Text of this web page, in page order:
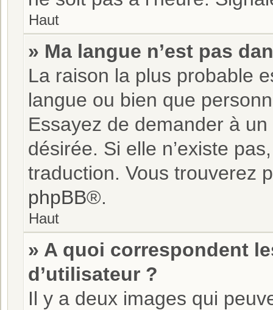
Haut
» Ma langue n’est pas
La raison la plus probable
langue ou bien que
Essayez de demander à
désirée. Si elle n’existe
traduction. Vous trouverez
phpBB®.
Haut
» A quoi correspondent
d’utilisateur ?
Il y a deux images qui